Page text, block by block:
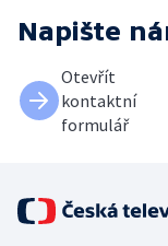
Napište
Otevřít
kontaktní
formulář